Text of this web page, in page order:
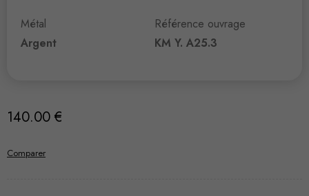
Métal
Argent
Référence ouvrage
KM Y. A25.3
140.00 €
Comparer